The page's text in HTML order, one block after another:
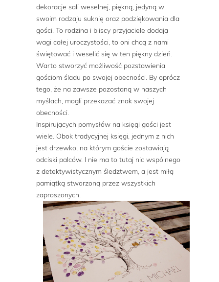
dekoracje sali weselnej, piękną, jedyną w
swoim rodzaju suknię oraz podziękowania dla
gości. To rodzina i bliscy przyjaciele dodają
wagi całej uroczystości, to oni chcą z nami
świętować i weselić się w ten piękny dzień.
Warto stworzyć możliwość pozstawienia
gościom śladu po swojej obecności. By oprócz
tego, że na zawsze pozostaną w naszych
myślach, mogli przekazać znak swojej
obecności.
Inspirujących pomysłów na księgi gości jest
wiele. Obok tradycyjnej księgi, jednym z nich
jest drzewko, na którym goście zostawiają
odciski palców. I nie ma to tutaj nic wspólnego
z detektywistycznym śledztwem, a jest miłą
pamiątką stworzoną przez wszystkich
zaproszonych.